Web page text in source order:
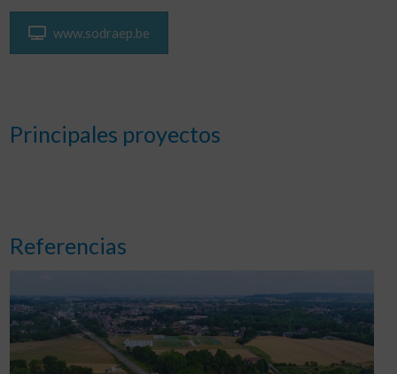
Principales proyectos
www.sodraep.be
Referencias